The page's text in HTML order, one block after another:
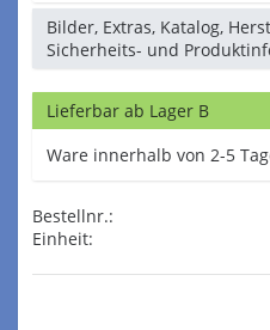
Bilder, Extras, Katalog,
Sicherheits- und
Lieferbar ab Lager B
Ware innerhalb von 2-5
Bestellnr.:
Einheit: